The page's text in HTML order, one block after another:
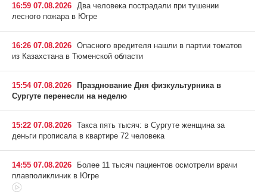
16:59 07.08.2026 Два человека пострадали при тушении
лесного пожара в Югре
16:26 07.08.2026 Опасного вредителя нашли в партии томатов
из Казахстана в Тюменской области
15:54 07.08.2026
Празднование Дня физкультурника в
Сургуте перенесли на неделю
15:22 07.08.2026 Такса пять тысяч: в Сургуте женщина за
деньги прописала в квартире 72 человека
14:55 07.08.2026
Более 11 тысяч пациентов осмотрели врачи
плавполиклиник в Югре